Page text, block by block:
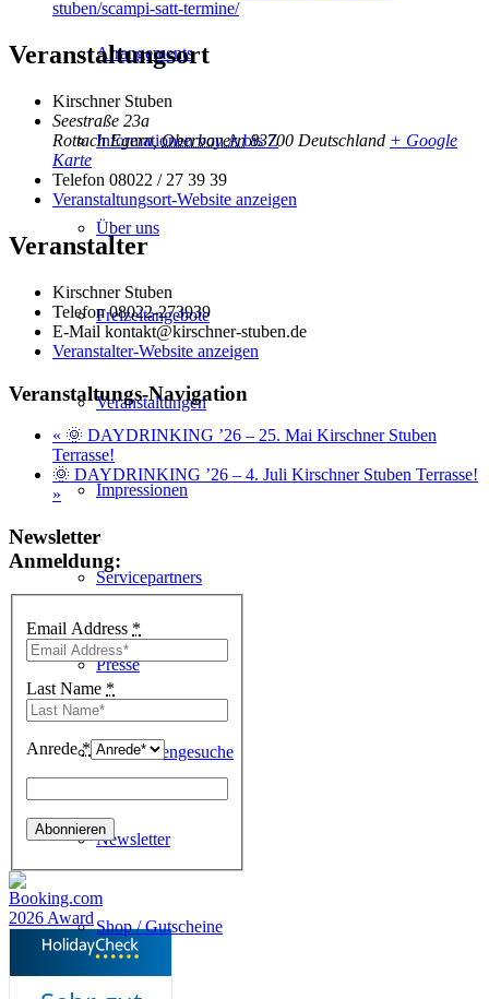
Arrangements
Informationen von A bis Z
Über uns
Freizeitangebote
Veranstaltungen
Impressionen
Servicepartners
Presse
Jobs Stellengesuche
Newsletter
Shop / Gutscheine
stuben/scampi-satt-termine/
Veranstaltungsort
Kirschner Stuben
Seestraße 23a
Rottach Egern, Oberbayern 83700 Deutschland + Google
Karte
Telefon 08022 / 27 39 39
Veranstaltungsort-Website anzeigen
Veranstalter
Kirschner Stuben
Telefon08022-273939
E-Mail kontakt@kirschner-stuben.de
Veranstalter-Website anzeigen
Veranstaltungs-Navigation
« 🌞 DAYDRINKING ’26 – 25. Mai Kirschner Stuben
Terrasse!
🌞 DAYDRINKING ’26 – 4. Juli Kirschner Stuben Terrasse!
»
Newsletter
Anmeldung:
Email Address *
Last Name *
Anrede*